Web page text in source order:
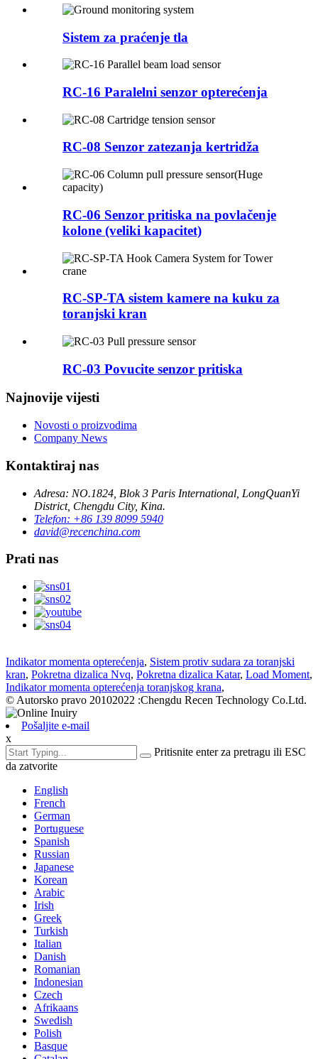
Sistem za praćenje tla
RC-16 Paralelni senzor opterećenja
RC-08 Senzor zatezanja kertridža
RC-06 Senzor pritiska na povlačenje
kolone (veliki kapacitet)
RC-SP-TA sistem kamere na kuku za
toranjski kran
RC-03 Povucite senzor pritiska
Najnovije vijesti
Novosti o proizvodima
Company News
Kontaktiraj nas
Adresa: NO.1824, Blok 3 Paris International, LongQuanYi
District, Chengdu City, Kina.
Telefon: +86 139 8099 5940
david@recenchina.com
Prati nas
Indikator momenta opterećenja, Sistem protiv sudara za toranjski
kran, Pokretna dizalica Nvq, Pokretna dizalica Katar, Load Moment,
Indikator momenta opterećenja toranjskog krana,
© Autorsko pravo 20102022 :Chengdu Recen Technology Co.Ltd.
Pošaljite e-mail
x
Pritisnite enter za pretragu ili ESC
da zatvorite
English
French
German
Portuguese
Spanish
Russian
Japanese
Korean
Arabic
Irish
Greek
Turkish
Italian
Danish
Romanian
Indonesian
Czech
Afrikaans
Swedish
Polish
Basque